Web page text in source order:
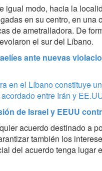
igual modo, hacia la
en su centro, en una
de ametralladora. De
el sur del Líbano.
ante nuevas
en el Líbano constituye
entre Irán y
de Israel y EEUU
acuerdo destinado a
también los
del acuerdo tenga lugar